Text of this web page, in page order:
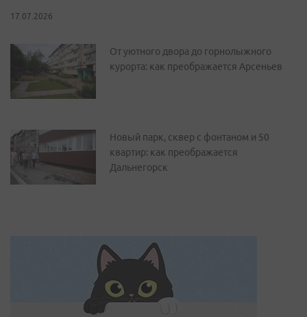
17.07.2026
От уютного двора до горнолыжного
курорта: как преображается Арсеньев
Новый парк, сквер с фонтаном и 50
квартир: как преображается
Дальнегорск